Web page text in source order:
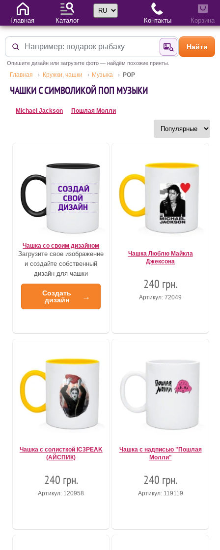
Найти поНайти
Опишите дизайн или загрузите фото — найдём похожие принты.
Главная Кружки, чашки Музыка POP
ЧАШКИ С СИМВОЛИКОЙ ПОП МУЗЫКИ
Michael Jackson Пошлая Молли
Чашка со своим дизайном
Загрузите свое изображение
и создайте собственный
дизайн для чашки
Создать
дизайн
→
Чашка Люблю Майкла
Джексона
240 грн.
Артикул: 72049
Чашка с солисткой IC3PEAK
(АЙСПИК)
240 грн.
Артикул: 120958
Чашка с надписью "Пошлая
Молли"
240 грн.
Артикул: 119119
Главная Каталог
Выбор языка
Контакты Корзина